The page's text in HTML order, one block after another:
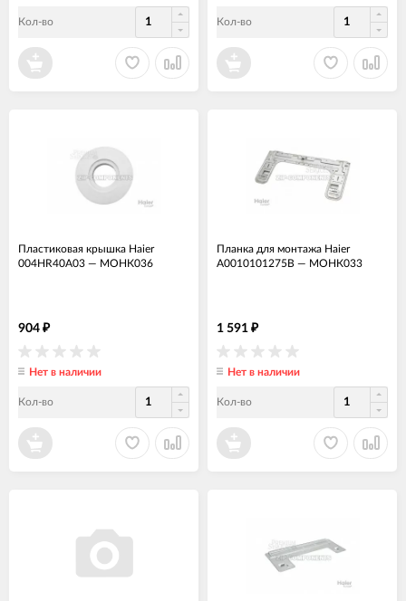
Кол-во Кол-во
Пластиковая крышка Haier
004HR40A03 — МОНК036
904 ₽
Нет в наличии
Кол-во
Планка для монтажа Haier
A0010101275B — МОНК033
1 591 ₽
Нет в наличии
Кол-во